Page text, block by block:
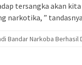
tersangka akan kita
narkotika, ”
Bandar Narkoba Berhasil